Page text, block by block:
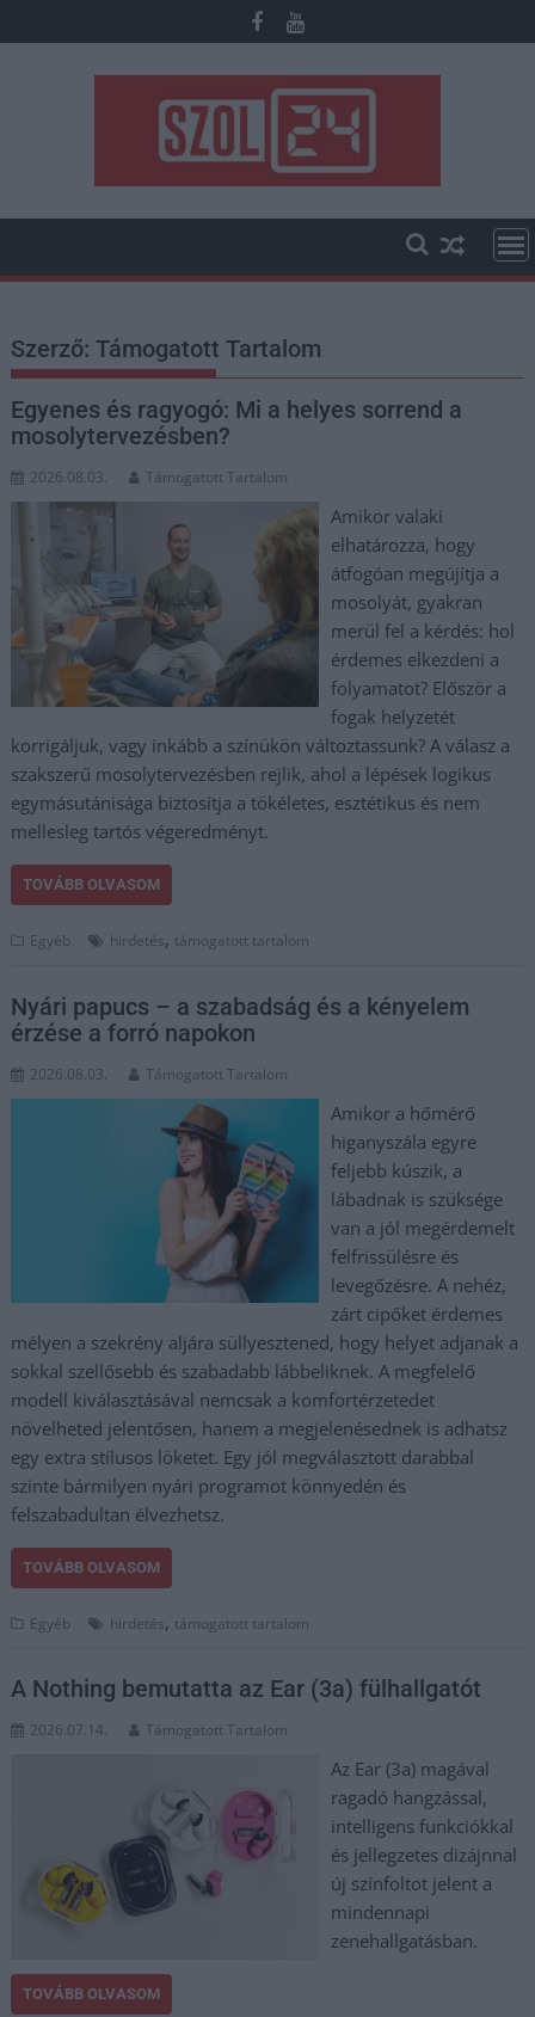
to
Szerző:Támogatott Tartalom
Egyenes és ragyogó: Mi a helyes sorrend a
mosolytervezésben?
2026.08.03. Támogatott Tartalom
Amikor valaki
elhatározza, hogy
átfogóan megújítja a
mosolyát, gyakran
merül fel a kérdés: hol
érdemes elkezdeni a
folyamatot? Először a
fogak helyzetét
korrigáljuk, vagy inkább a színükön változtassunk? A válasz a
szakszerű mosolytervezésben rejlik, ahol a lépések logikus
egymásutánisága biztosítja a tökéletes, esztétikus és nem
mellesleg tartós végeredményt.
TOVÁBB OLVASOM
Egyéb hirdetés, támogatott tartalom
Nyári papucs – a szabadság és a kényelem
érzése a forró napokon
2026.08.03. Támogatott Tartalom
Amikor a hőmérő
higanyszála egyre
feljebb kúszik, a
lábadnak is szüksége
van a jól megérdemelt
felfrissülésre és
levegőzésre. A nehéz,
zárt cipőket érdemes
mélyen a szekrény aljára süllyesztened, hogy helyet adjanak a
sokkal szellősebb és szabadabb lábbeliknek. A megfelelő
modell kiválasztásával nemcsak a komfortérzetedet
növelheted jelentősen, hanem a megjelenésednek is adhatsz
egy extra stílusos löketet. Egy jól megválasztott darabbal
szinte bármilyen nyári programot könnyedén és
felszabadultan élvezhetsz.
TOVÁBB OLVASOM
Egyéb hirdetés, támogatott tartalom
A Nothing bemutatta az Ear (3a) fülhallgatót
2026.07.14. Támogatott Tartalom
Az Ear (3a) magával
ragadó hangzással,
intelligens funkciókkal
és jellegzetes dizájnnal
új színfoltot jelent a
mindennapi
zenehallgatásban.
TOVÁBB OLVASOM